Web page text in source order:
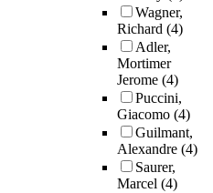
Wagner,
Richard (4)
Adler,
Mortimer
Jerome (4)
Puccini,
Giacomo (4)
Guilmant,
Alexandre (4)
Saurer,
Marcel (4)